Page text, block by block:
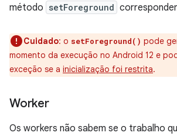
método setForeground
Cuidado: o setForeground() pode
momento da execução no Android 12 e
exceção se a inicialização foi restrita.
Worker
Os workers não sabem se o trabalho